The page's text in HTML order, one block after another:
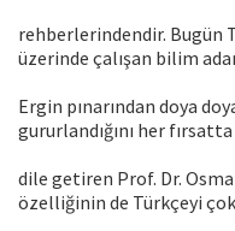
rehberlerindendir. Bugün
üzerinde çalışan bilim
Ergin pınarından doya
gururlandığını her fırsatta
dile getiren Prof. Dr.
özelliğinin de Türkçeyi çok